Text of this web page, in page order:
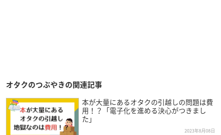
オタクのつぶやきの関連記事
本が大量にあるオタクの引越しの問題は費
用！？「電子化を進める決心がつきまし
た」
2023年8月08日